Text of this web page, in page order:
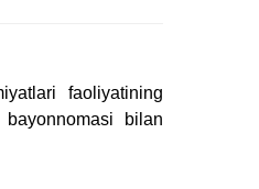
faoliyatining
bilan